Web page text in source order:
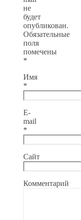
не
будет
опубликован.
Обязательные
поля
помечены
*
Имя
*
E-
mail
*
Сайт
Комментарий